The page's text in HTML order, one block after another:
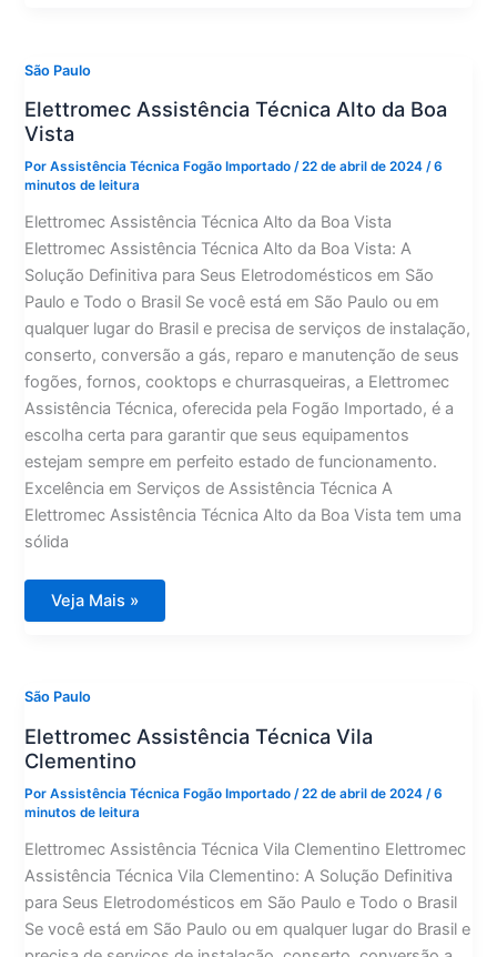
São Paulo
Elettromec Assistência Técnica Alto da Boa
Vista
PorAssistência Técnica Fogão Importado/22 de abril de 2024/6
minutos de leitura
Elettromec Assistência Técnica Alto da Boa Vista
Elettromec Assistência Técnica Alto da Boa Vista: A
Solução Definitiva para Seus Eletrodomésticos em São
Paulo e Todo o Brasil Se você está em São Paulo ou em
qualquer lugar do Brasil e precisa de serviços de instalação,
conserto, conversão a gás, reparo e manutenção de seus
fogões, fornos, cooktops e churrasqueiras, a Elettromec
Assistência Técnica, oferecida pela Fogão Importado, é a
escolha certa para garantir que seus equipamentos
estejam sempre em perfeito estado de funcionamento.
Excelência em Serviços de Assistência Técnica A
Elettromec Assistência Técnica Alto da Boa Vista tem uma
sólida
Elettromec
Assistência
Vista
Veja Mais »
São Paulo
Elettromec Assistência Técnica Vila
Clementino
PorAssistência Técnica Fogão Importado/22 de abril de 2024/6
minutos de leitura
Elettromec Assistência Técnica Vila Clementino Elettromec
Assistência Técnica Vila Clementino: A Solução Definitiva
para Seus Eletrodomésticos em São Paulo e Todo o Brasil
Se você está em São Paulo ou em qualquer lugar do Brasil e